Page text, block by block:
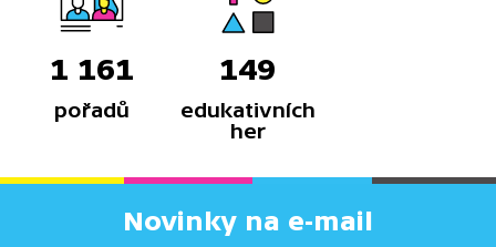
1 161
pořadů
149
edukativních
her
Novinky na e-mail